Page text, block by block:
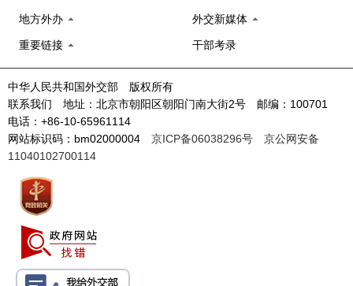
地方外办 外交新媒体
重要链接 干部考录
中华人民共和国外交部 版权所有
联系我们 地址：北京市朝阳区朝阳门南大街2号 邮编：100701
电话：+86-10-65961114
网站标识码：bm02000004 京ICP备06038296号
京公网安备
11040102700114